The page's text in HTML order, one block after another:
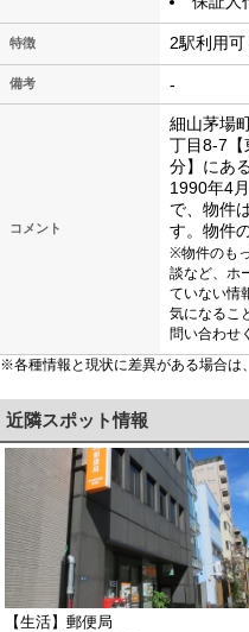
特徴 2駅利用
備考 -
コメント
細山茅場
丁目8-7【
分】にあ
1990年4
で、物件
す。物件
※物件のも
談など、ホ
ていない情
気になるこ
問い合わせ
※各種情報と現状に差異がある場合は
近隣スポット情報
【生活】郵便局